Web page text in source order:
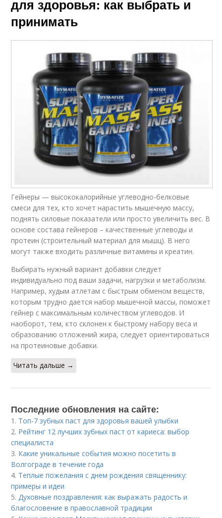
для здоровья: как выбрать и
принимать
Гейнеры — высококалорийные углеводно-белковые
смеси для тех, кто хочет нарастить мышечную массу,
поднять силовые показатели или просто увеличить вес. В
основе состава гейнеров – качественные углеводы и
протеин (строительный материал для мышц). В него
могут также входить различные витамины и креатин.
Выбирать нужный вариант добавки следует
индивидуально под ваши задачи, нагрузки и метаболизм.
Например, худым атлетам с быстрым обменом веществ,
которым трудно дается набор мышечной массы, поможет
гейнер с максимальным количеством углеводов. И
наоборот, тем, кто склонен к быстрому набору веса и
образованию отложений жира, следует ориентироваться
на протеиновые добавки.
Читать дальше →
Последние обновления на сайте:
1. Топ-7 зубных паст для здоровья вашей улыбки
2. Рейтинг 12 лучших зубных паст от кариеса: выбор
специалиста
3. Какие уникальные события можно посетить в
Волгограде в течение года
4. Теплые пожелания с днем рождения священнику:
примеры и идеи
5.Духовные поздравления: как выражать радость и
благословение в православной традиции